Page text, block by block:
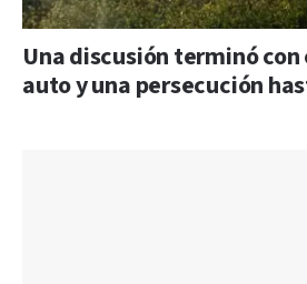
Una discusión terminó con
auto y una persecución